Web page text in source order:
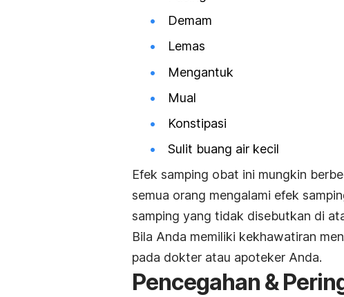
Demam
Lemas
Mengantuk
Mual
Konstipasi
Sulit buang air kecil
Efek samping obat ini mungkin
semua orang mengalami efek
samping yang tidak disebutkan di
Bila Anda memiliki kekhawatiran
pada dokter atau apoteker Anda.
Pencegahan &